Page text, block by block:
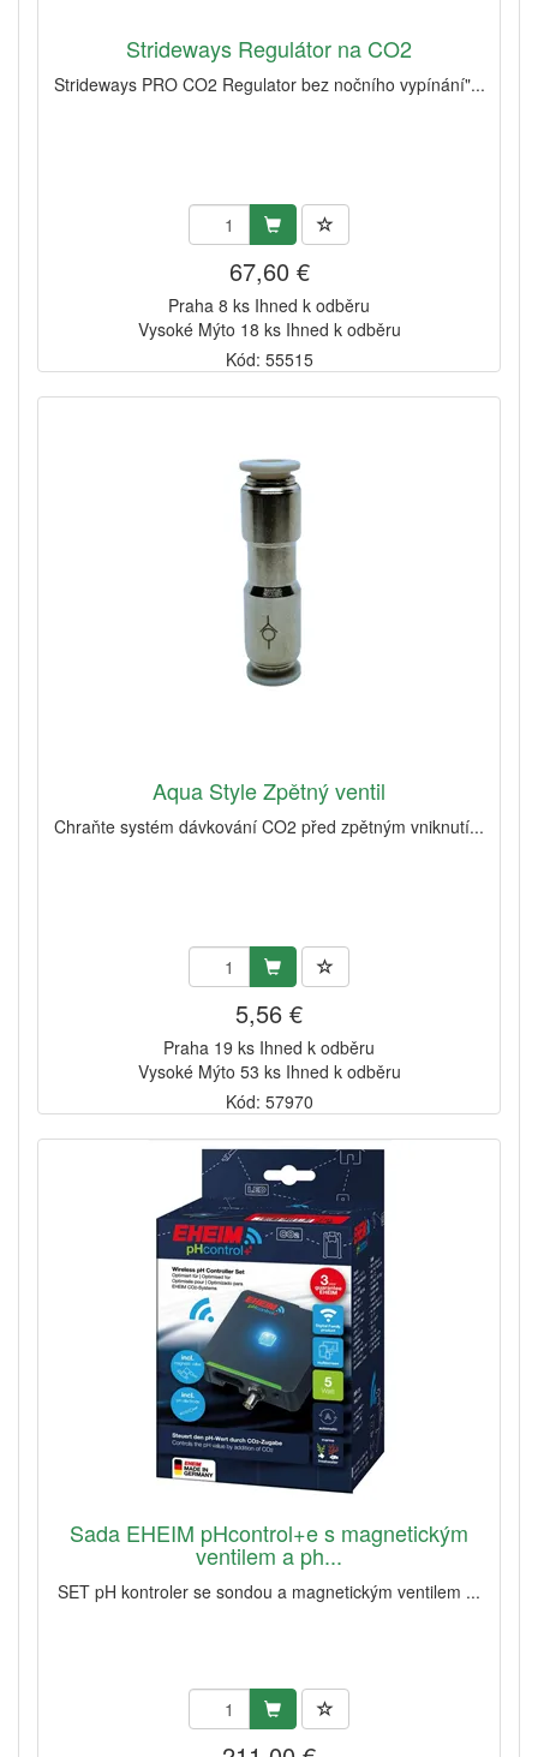
Strideways Regulátor na CO2
Strideways PRO CO2 Regulator bez nočního vypínání"...
67,60 €
Praha 8 ks Ihned k odběru
Vysoké Mýto 18 ks Ihned k odběru
Kód: 55515
Aqua Style Zpětný ventil
Chraňte systém dávkování CO2 před zpětným vniknutí...
5,56 €
Praha 19 ks Ihned k odběru
Vysoké Mýto 53 ks Ihned k odběru
Kód: 57970
Sada EHEIM pHcontrol+e s magnetickým
ventilem a ph...
SET pH kontroler se sondou a magnetickým ventilem ...